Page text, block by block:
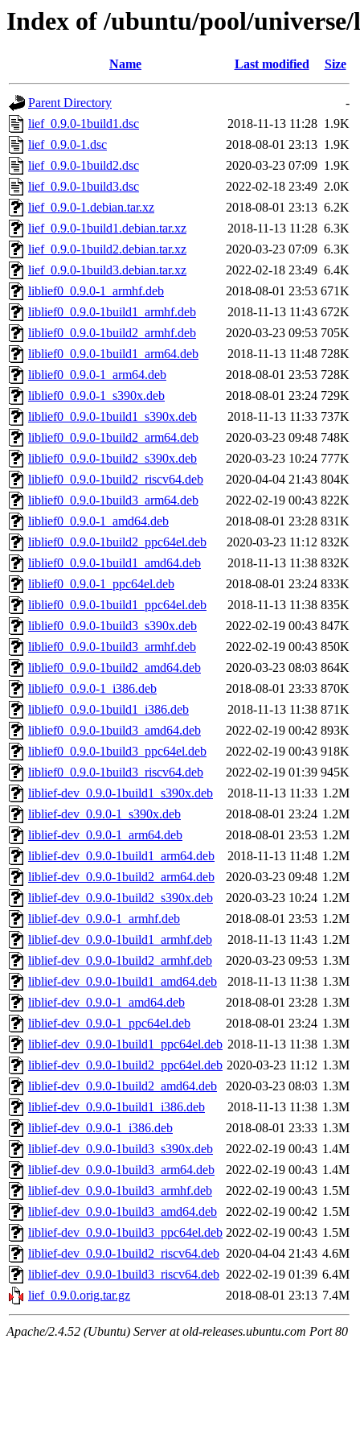
Index of /ubuntu/pool/
Name Last modified Size
Parent Directory
-
lief_0.9.0-1build1.dsc
2018-11-13 11:28 1.9K
lief_0.9.0-1.dsc
2018-08-01 23:13 1.9K
lief_0.9.0-1build2.dsc
2020-03-23 07:09 1.9K
lief_0.9.0-1build3.dsc
2022-02-18 23:49 2.0K
lief_0.9.0-1.debian.tar.xz
2018-08-01 23:13 6.2K
lief_0.9.0-1build1.debian.tar.xz
2018-11-13 11:28 6.3K
lief_0.9.0-1build2.debian.tar.xz
2020-03-23 07:09 6.3K
lief_0.9.0-1build3.debian.tar.xz
2022-02-18 23:49 6.4K
liblief0_0.9.0-1_armhf.deb
2018-08-01 23:53 671K
liblief0_0.9.0-1build1_armhf.deb
2018-11-13 11:43 672K
liblief0_0.9.0-1build2_armhf.deb
2020-03-23 09:53 705K
liblief0_0.9.0-1build1_arm64.deb
2018-11-13 11:48 728K
liblief0_0.9.0-1_arm64.deb
2018-08-01 23:53 728K
liblief0_0.9.0-1_s390x.deb
2018-08-01 23:24 729K
liblief0_0.9.0-1build1_s390x.deb
2018-11-13 11:33 737K
liblief0_0.9.0-1build2_arm64.deb
2020-03-23 09:48 748K
liblief0_0.9.0-1build2_s390x.deb
2020-03-23 10:24 777K
liblief0_0.9.0-1build2_riscv64.deb
2020-04-04 21:43 804K
liblief0_0.9.0-1build3_arm64.deb
2022-02-19 00:43 822K
liblief0_0.9.0-1_amd64.deb
2018-08-01 23:28 831K
liblief0_0.9.0-1build2_ppc64el.deb
2020-03-23 11:12 832K
liblief0_0.9.0-1build1_amd64.deb
2018-11-13 11:38 832K
liblief0_0.9.0-1_ppc64el.deb
2018-08-01 23:24 833K
liblief0_0.9.0-1build1_ppc64el.deb
2018-11-13 11:38 835K
liblief0_0.9.0-1build3_s390x.deb
2022-02-19 00:43 847K
liblief0_0.9.0-1build3_armhf.deb
2022-02-19 00:43 850K
liblief0_0.9.0-1build2_amd64.deb
2020-03-23 08:03 864K
liblief0_0.9.0-1_i386.deb
2018-08-01 23:33 870K
liblief0_0.9.0-1build1_i386.deb
2018-11-13 11:38 871K
liblief0_0.9.0-1build3_amd64.deb
2022-02-19 00:42 893K
liblief0_0.9.0-1build3_ppc64el.deb
2022-02-19 00:43 918K
liblief0_0.9.0-1build3_riscv64.deb
2022-02-19 01:39 945K
liblief-dev_0.9.0-1build1_s390x.deb
2018-11-13 11:33 1.2M
liblief-dev_0.9.0-1_s390x.deb
2018-08-01 23:24 1.2M
liblief-dev_0.9.0-1_arm64.deb
2018-08-01 23:53 1.2M
liblief-dev_0.9.0-1build1_arm64.deb
2018-11-13 11:48 1.2M
liblief-dev_0.9.0-1build2_arm64.deb
2020-03-23 09:48 1.2M
liblief-dev_0.9.0-1build2_s390x.deb
2020-03-23 10:24 1.2M
liblief-dev_0.9.0-1_armhf.deb
2018-08-01 23:53 1.2M
liblief-dev_0.9.0-1build1_armhf.deb
2018-11-13 11:43 1.2M
liblief-dev_0.9.0-1build2_armhf.deb
2020-03-23 09:53 1.3M
liblief-dev_0.9.0-1build1_amd64.deb
2018-11-13 11:38 1.3M
liblief-dev_0.9.0-1_amd64.deb
2018-08-01 23:28 1.3M
liblief-dev_0.9.0-1_ppc64el.deb
2018-08-01 23:24 1.3M
liblief-dev_0.9.0-1build1_ppc64el.deb 2018-11-13 11:38 1.3M
liblief-dev_0.9.0-1build2_ppc64el.deb 2020-03-23 11:12 1.3M
liblief-dev_0.9.0-1build2_amd64.deb
2020-03-23 08:03 1.3M
liblief-dev_0.9.0-1build1_i386.deb
2018-11-13 11:38 1.3M
liblief-dev_0.9.0-1_i386.deb
2018-08-01 23:33 1.3M
liblief-dev_0.9.0-1build3_s390x.deb
2022-02-19 00:43 1.4M
liblief-dev_0.9.0-1build3_arm64.deb
2022-02-19 00:43 1.4M
liblief-dev_0.9.0-1build3_armhf.deb
2022-02-19 00:43 1.5M
liblief-dev_0.9.0-1build3_amd64.deb
2022-02-19 00:42 1.5M
liblief-dev_0.9.0-1build3_ppc64el.deb 2022-02-19 00:43 1.5M
liblief-dev_0.9.0-1build2_riscv64.deb 2020-04-04 21:43 4.6M
liblief-dev_0.9.0-1build3_riscv64.deb 2022-02-19 01:39 6.4M
lief_0.9.0.orig.tar.gz
2018-08-01 23:13 7.4M
Apache/2.4.52 (Ubuntu) Server at old-releases.ubuntu.com Port 80